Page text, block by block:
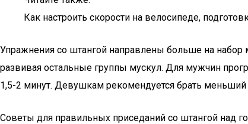
Как настроить скорости на велосипеде,
Упражнения со штангой направлены больше на
развивая остальные группы мускул. Для мужчин
1,5-2 минут. Девушкам рекомендуется брать
Советы для правильных приседаний со штангой над